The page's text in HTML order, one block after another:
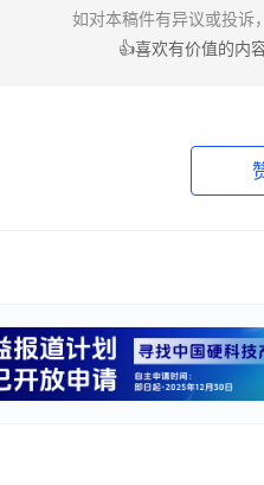
如对本稿件有异议或投诉
👍喜欢有价值的内